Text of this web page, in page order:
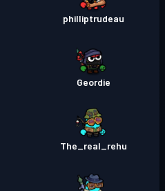
philliptrudeau
Geordie
The_real_rehu